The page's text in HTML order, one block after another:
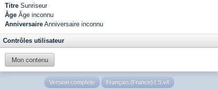
Titre Sunriseur
Âge Âge inconnu
Anniversaire Anniversaire inconnu
Contrôles utilisateur
Mon contenu
Version complète Français (France) LS v4